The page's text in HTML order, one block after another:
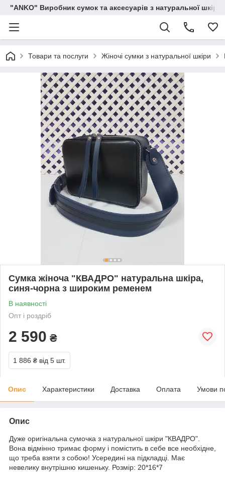
"ANKO" Виробник сумок та аксесуарів з натуральної шкіри.
Товари та послуги Жіночі сумки з натуральної шкіри
Сумка жіноча "КВАДРО" натуральна шкіра,
синя-чорна з широким ременем
В наявності
Опт і роздріб
2 590 ₴
1 886 ₴ від 5 шт.
Опис Характеристики Доставка Оплата Умови
Опис
Дуже оригінальна сумочка з натуральної шкіри "КВАДРО".
Вона відмінно тримає форму і помістить в себе все необхідне,
що треба взяти з собою! Усередині на підкладці. Має
невелику внутрішню кишеньку. Розмір: 20*16*7